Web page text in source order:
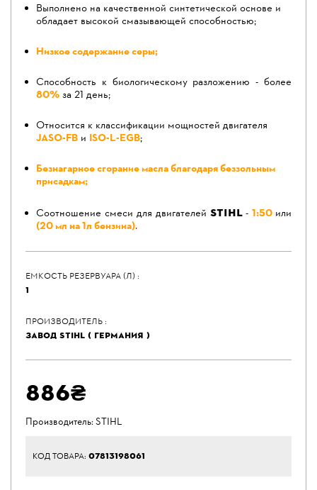
Выполнено на качественной синтетической основе и
обладает высокой смазывающей способностью;
Низкое содержание серы;
Способность к биологическому разложению - более
80%за 21 день;
Относится к классификации мощностей двигателя
JASO-FB и ISO-L-EGB;
Безнагарное сгорание масла благодаря беззольным
присадкам;
Соотношение смеси для двигателей STIHL - 1:50 или
(20 мл на 1л бензина).
ЕМКОСТЬ РЕЗЕРВУАРА (Л) :
1
ПРОИЗВОДИТЕЛЬ :
ЗАВОД STIHL ( ГЕРМАНИЯ )
886₴
Производитель:STIHL
КОД ТОВАРА: 07813198061